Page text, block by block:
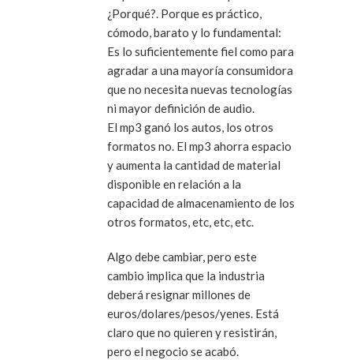
¿Porqué?. Porque es práctico,
cómodo, barato y lo fundamental:
Es lo suficientemente fiel como para
agradar a una mayoría consumidora
que no necesita nuevas tecnologías
ni mayor definición de audio.
El mp3 ganó los autos, los otros
formatos no. El mp3 ahorra espacio
y aumenta la cantidad de material
disponible en relación a la
capacidad de almacenamiento de los
otros formatos, etc, etc, etc.
Algo debe cambiar, pero este
cambio implica que la industria
deberá resignar millones de
euros/dolares/pesos/yenes. Está
claro que no quieren y resistirán,
pero el negocio se acabó.